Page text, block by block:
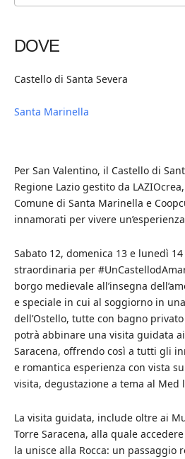
DOVE
Castello di Santa Severa
Santa Marinella
Per San Valentino, il Castello di
Regione Lazio gestito da
Comune di Santa Marinella e
innamorati per vivere
Sabato 12, domenica 13 e lunedì
straordinaria per
borgo medievale all’insegna
e speciale in cui al soggiorno in
dell’Ostello, tutte con bagno
potrà abbinare una visita guidata
Saracena, offrendo così a tutti gli
e romantica esperienza con vista
visita, degustazione a tema al Med
La visita guidata, include oltre ai
Torre Saracena, alla quale
la unisce alla Rocca: un passaggio